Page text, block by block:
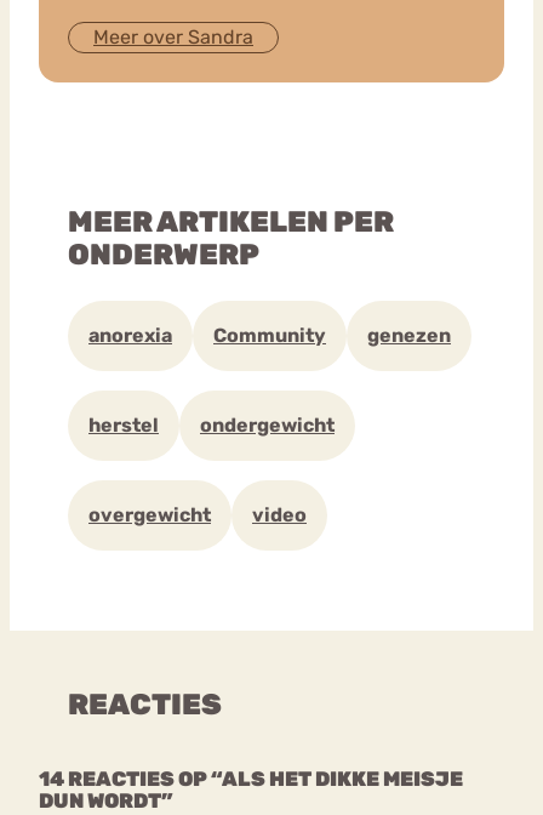
Meer over Sandra
MEER ARTIKELEN PER
ONDERWERP
anorexia Community genezen
herstel ondergewicht
overgewicht video
REACTIES
14 REACTIES OP “ALS HET DIKKE MEISJE
DUN WORDT”